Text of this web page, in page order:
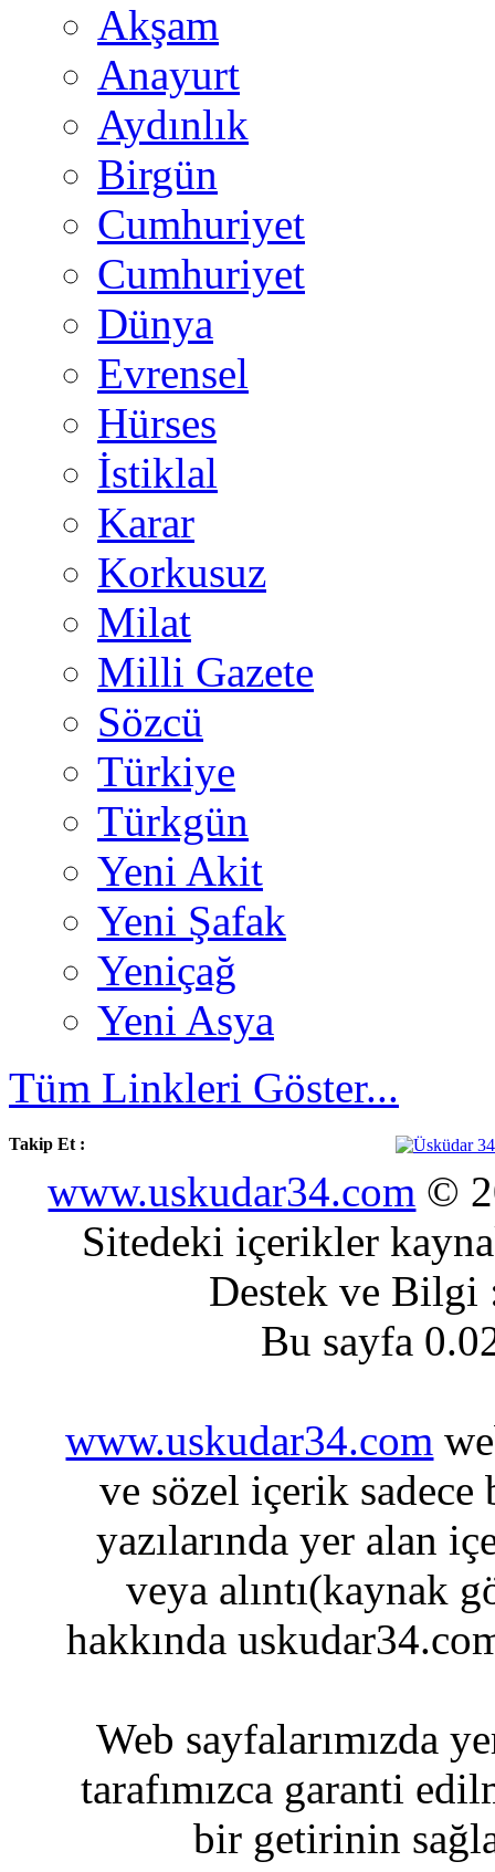
Akşam
Anayurt
Aydınlık
Birgün
Cumhuriyet
Cumhuriyet
Dünya
Evrensel
Hürses
İstiklal
Karar
Korkusuz
Milat
Milli Gazete
Sözcü
Türkiye
Türkgün
Yeni Akit
Yeni Şafak
Yeniçağ
Yeni Asya
Tüm Linkleri Göster...
Takip Et :
www.uskudar34.com ©
Sitedeki içerikler
Destek ve
Bu sayfa
www.uskudar34.com
ve sözel içerik sadece
yazılarında yer alan
veya alıntı(kaynak
hakkında
Web sayfalarımızda
tarafımızca garanti
bir getirinin